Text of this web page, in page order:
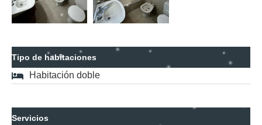
Tipo de habitaciones
Habitación doble
Servicios